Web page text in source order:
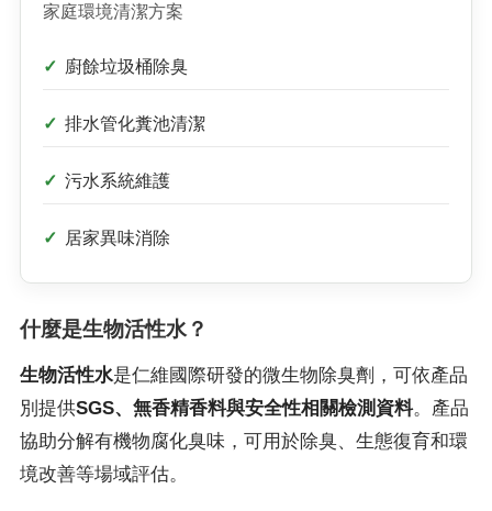
家庭環境清潔方案
廚餘垃圾桶除臭
排水管化糞池清潔
污水系統維護
居家異味消除
什麼是生物活性水？
生物活性水是仁維國際研發的微生物除臭劑，可依產品
別提供SGS、無香精香料與安全性相關檢測資料。產品
協助分解有機物腐化臭味，可用於除臭、生態復育和環
境改善等場域評估。